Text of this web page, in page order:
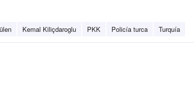
Kemal Kiliçdaroglu PKK Policía turca Turquía